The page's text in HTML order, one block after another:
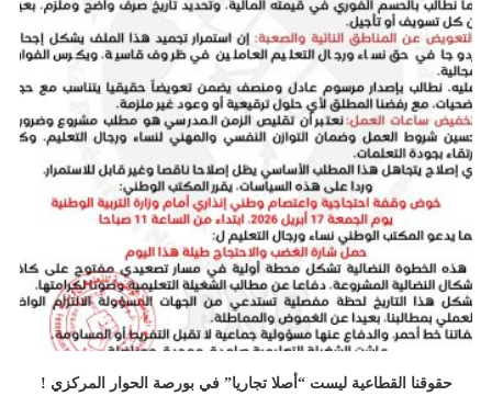
حقوقنا القطاعية ليست “أصلا تجاريا” في بورصة الحوار المركزي !